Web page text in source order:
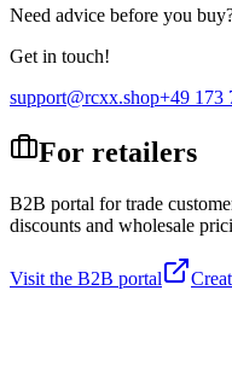
Need advice before you
Get in touch!
support@rcxx.shop+49 173
For retailers
B2B portal for trade
discounts and wholesale
Visit the B2B portal